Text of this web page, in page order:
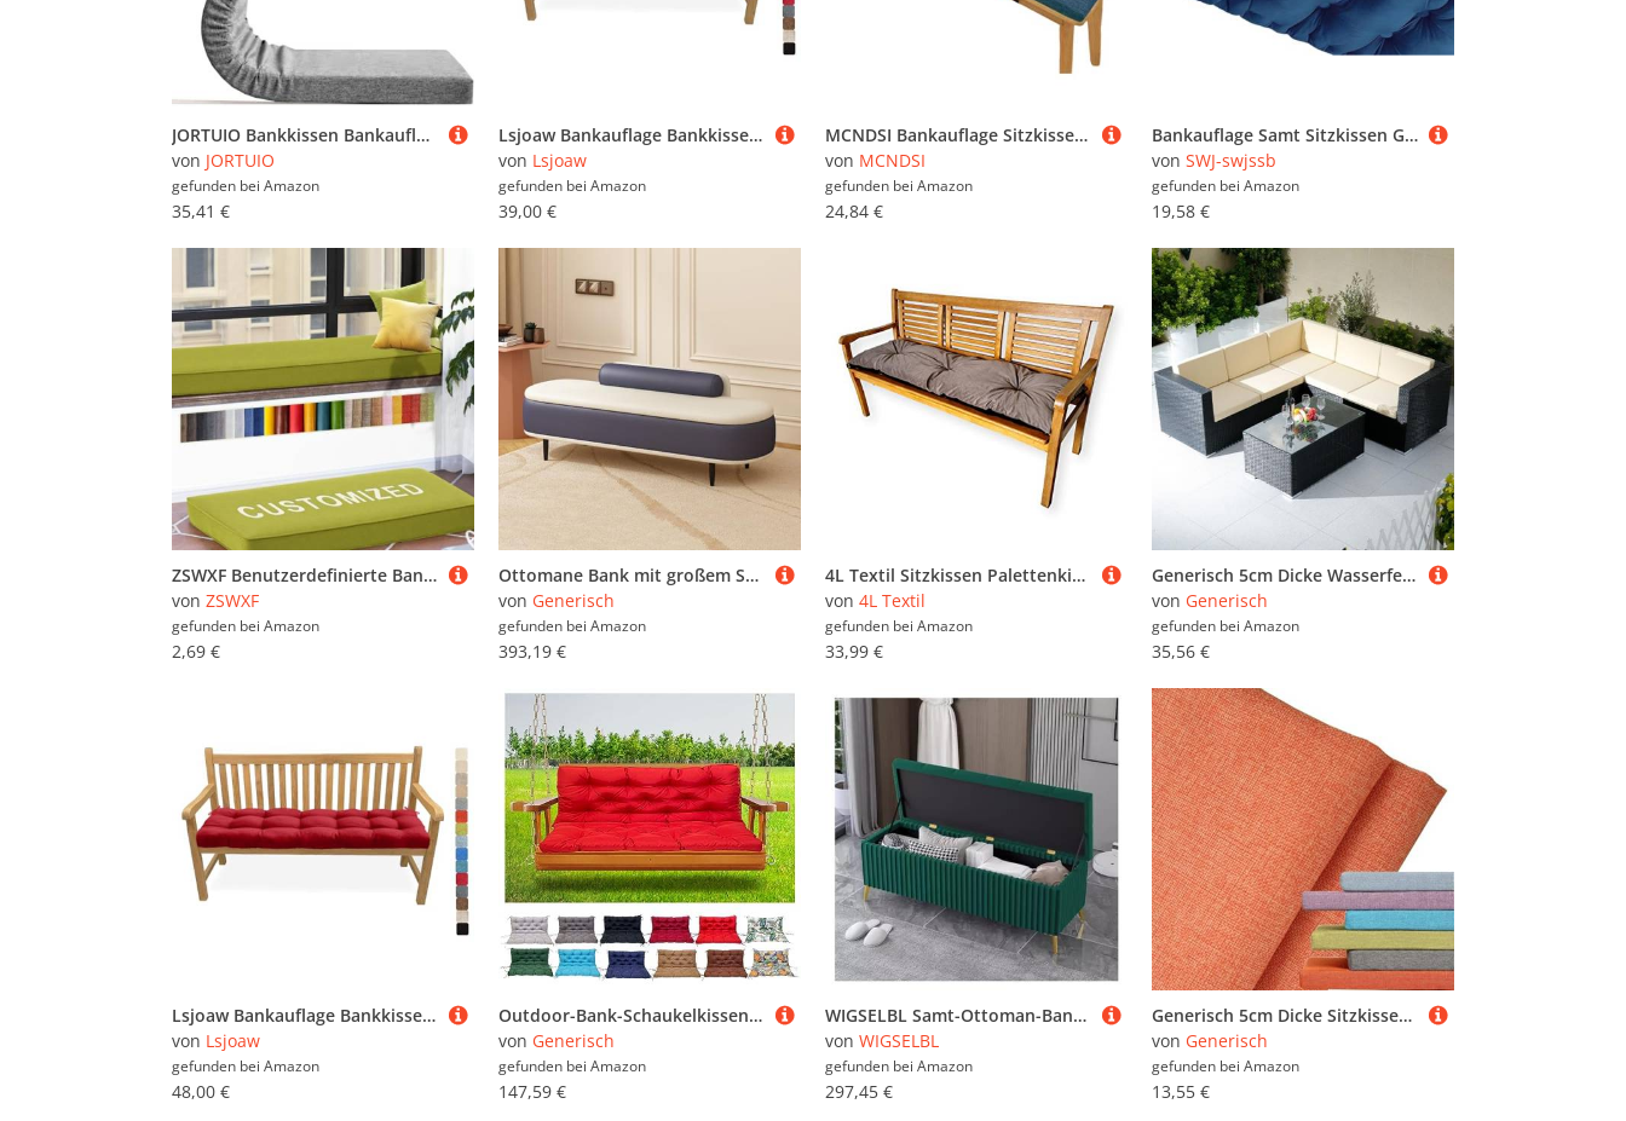
JORTUIO Bankkissen Bankauflage 80/100/110/160/120/150/140/180x40cm Sitzkissen Bank, Gartenbank Kissen Bankauflage, Stuhlkissen Sitzauflage Sitzpolster Bank für Innen Outdoor, Fenster(#6,140x50x5cm)
von JORTUIO
gefunden bei Amazon
35,41 €
Lsjoaw Bankauflage Bankkissen 120X35X6CM Sitzauflage Sitzkissen Bank Bankpolster Sitzpolster Auflage für Gartenbank Sitzbank & Hollywoodschauke Outdoor/Indoor,Color#1 Cremefarben
von Lsjoaw
gefunden bei Amazon
39,00 €
MCNDSI Bankauflage Sitzkissen Bank Bankkissen Sitzauflage Sitzpolster Sitzbank Auflage Polster fur Banke Kissen Kissenauflage for Küchenbank Gardenbank Essbank (80X30X5CM)(#12,80x45x8cm/32x18x3in)
von MCNDSI
gefunden bei Amazon
24,84 €
Bankauflage Samt Sitzkissen Gartenkissen Bankkissen 90x50/100x50/110x50/120x50cm, Dicke Von 10cm,Stuhlkissen Loungekissen Sitzpolster Auflage Für Bänke/Gartenbank(Dunkelblau,90x35x10cm)
von SWJ-swjssb
gefunden bei Amazon
19,58 €
ZSWXF Benutzerdefinierte Bankkissen Bankauflage Stuhlkissen Sitzauflage Stuhlkissen Bank Polster Sitzbank Eckbank Auflagen für Innen Outdoor Fensterbank Couch Gartenbank
von ZSWXF
gefunden bei Amazon
2,69 €
Ottomane Bank mit großem Stauraum, PU-Leder gepolstert für Wohnzimmer, Eingangsbereich, Schlafzimmer – Vielseitiges Design für Ende des Bettes
von Generisch
gefunden bei Amazon
393,19 €
4L Textil Sitzkissen Palettenkissen Outdoor Kissen Sitzauflage Rückenkissen Bankauflage Polsterauflage Gartenpolster Sitzkissen Bank Palettenauflage (120x40 cm, Braun)
von 4L Textil
gefunden bei Amazon
33,99 €
Generisch 5cm Dicke Wasserfest Sitzkissen Outdoor, Sitzauflage Sitzkissen Bank, rutschfeste Waschbare Bankauflage Bankkissen, Sitzpolster Bank Für Gartenbank Fensterbank Innen,Army Green,105x55cm
von Generisch
gefunden bei Amazon
35,56 €
Lsjoaw Bankauflage Bankkissen 135X40X6CM Sitzauflage Sitzkissen Bank Bankpolster Sitzpolster Auflage für Gartenbank Sitzbank & Hollywoodschauke Outdoor/Indoor,Color#20 Rot
von Lsjoaw
gefunden bei Amazon
48,00 €
Outdoor-Bank-Schaukelkissen, wasserdicht, rutschfest, dick, Ersatzpolster für Garten, Terrasse, Veranda, Schaukel
von Generisch
gefunden bei Amazon
147,59 €
WIGSELBL Samt-Ottoman-Bank mit Stauraum, gepolstert, getufteter Stauraum, extra lange Aufbewahrungsbank mit goldenen Beinen, gepolsterte Bettbank, 120 cm, Grün
von WIGSELBL
gefunden bei Amazon
297,45 €
Generisch 5cm Dicke Sitzkissen Bank Bezug, Ersatzbezug für Sitzauflage, Leinen Bezug Bankauflage Bankkissen, Gartenbank Auflage Outdoor Waschbare Sitzauflage Kissenbezug(Orange,100x60x5cm)
von Generisch
gefunden bei Amazon
13,55 €